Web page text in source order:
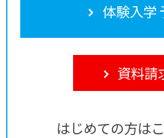
体験入学
資料請
はじめての方は